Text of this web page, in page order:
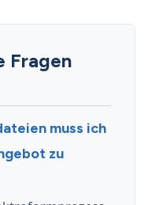
Fragen
muss ich
zu